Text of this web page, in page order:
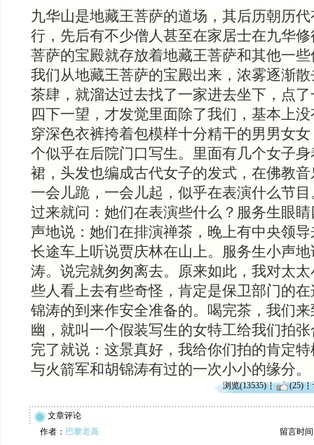
九华山是地藏王菩萨的道场，其后历朝历
行，先后有不少僧人甚至在家居士在九华
菩萨的宝殿就存放着地藏王菩萨和其他一
我们从地藏王菩萨的宝殿出来，浓雾逐渐
茶肆，就溜达过去找了一家进去坐下，点
四下一望，才发觉里面除了我们，基本上
穿深色衣裤挎着包模样十分精干的男男女
个似乎在后院门口写生。里面有几个女子
裙，头发也编成古代女子的发式，在佛教
一会儿跪，一会儿起，似乎在表演什么节
过来就问：她们在表演些什么？服务生眼
声地说：她们在排演禅茶，晚上有中央领
长途车上听说贾庆林在山上。服务生小声
涛。说完就匆匆离去。原来如此，我对太
些人看上去有些奇怪，肯定是保卫部门的
锦涛的到来作安全准备的。喝完茶，我们
幽，就叫一个假装写生的女特工给我们拍
完了就说：这景真好，我给你们拍的肯定
与火箭军和胡锦涛有过的一次小小的缘分。
浏览(13535) (25)
文章评论
作者： 巴黎老高 留言时间